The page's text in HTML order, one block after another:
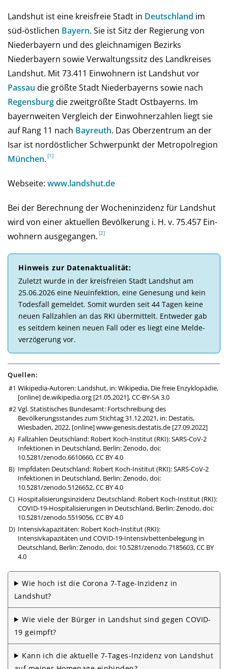
Landshut ist eine kreisfreie Stadt in Deutschland im
süd-östlichen Bay­ern. Sie ist Sitz der Regierung von
Niederbayern und des gleichnamigen Bezirks
Niederbayern sowie Verwaltungssitz des Landkreises
Landshut. Mit 73.411 Einwohnern ist Landshut vor
Passau die größte Stadt Niederbayerns sowie nach
Regensburgdie zweitgrößte Stadt Ostbayerns. Im
bayernweiten Vergleich der Einwohnerzahlen liegt sie
auf Rang 11 nach Bayreuth. Das Oberzentrum an der
Isar ist nordöstlicher Schwerpunkt der Metropolregion
München.
Webseite: www.landshut.de
Bei der Be­rech­nung der Wochen­inzi­denz für Landshut
wird von einer aktu­el­len Be­völ­ke­rung i. H. v. 75.457 Ein­
woh­nern aus­ge­gan­gen.
Hinweis zur Daten­aktuali­tät:
Zu­letzt wurde in der kreis­freien Stadt Landshut am
25.06.2026 eine Neu­in­fek­tion, eine Ge­ne­sung und kein
Todes­fall ge­mel­det. So­mit wur­den seit 44 Tagen keine
neuen Fall­zahlen an das RKI über­mittelt. Ent­weder gab
es seit­dem kei­nen neuen Fall oder es liegt eine Melde­
ver­zö­ge­rung vor.
Quellen:
Wikipedia-Autoren: Landshut, in: Wikipedia, Die freie Enzyklopädie,
[online]de.wikipedia.org[21.05.2021],CC-BY-SA 3.0
Vgl. Statistisches Bundesamt: Fortschreibung des
Bevölkerungsstandes zum Stichtag 31.12.2021, in: Destatis,
Wiesbaden, 2022, [online]www-genesis.destatis.de[27.09.2022]
Fallzahlen Deutschland: Robert Koch-Institut (RKI): SARS-CoV-2
Infektionen in Deutschland, Berlin: Zenodo,doi:
10.5281/zenodo.6610660,CC BY 4.0
Impfdaten Deutschland: Robert Koch-Institut (RKI): SARS-CoV-2
Infektionen in Deutschland, Berlin: Zenodo,doi:
10.5281/zenodo.5126652,CC BY 4.0
Hospitalisierungsinzidenz Deutschland: Robert Koch-Institut (RKI):
COVID-19-Hospitalisierungen in Deutschland, Berlin: Zenodo,doi:
10.5281/zenodo.5519056,CC BY 4.0
Intensivkapazitäten: Robert Koch-Institut (RKI):
Intensivkapazitäten und COVID-19-Intensivbettenbelegung in
Deutschland, Berlin: Zenodo,doi: 10.5281/zenodo.7185603,CC BY
4.0
Wie hoch ist die Corona 7-Tage-Inzidenz in
Landshut?
Wie viele der Bürger in Landshut sind gegen COVID-
19 geimpft?
Kann ich die aktuelle 7-Tages-Inzidenz von Landshut